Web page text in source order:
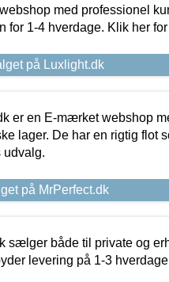
med professionel
for 1-4 hverdage. Klik her
på Luxlight.dk
er en E-mærket webshop
lager. De har en rigtig flot
udvalg.
på MrPerfect.dk
sælger både til private og
levering på 1-3